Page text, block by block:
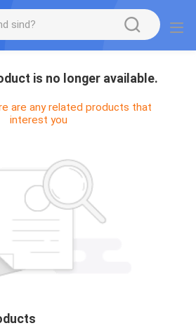
is no longer available.
are any related products that
interest you